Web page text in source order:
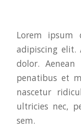
Lorem ipsum
adipiscing elit.
dolor.
penatibus et
nascetur
ultricies nec,
sem.